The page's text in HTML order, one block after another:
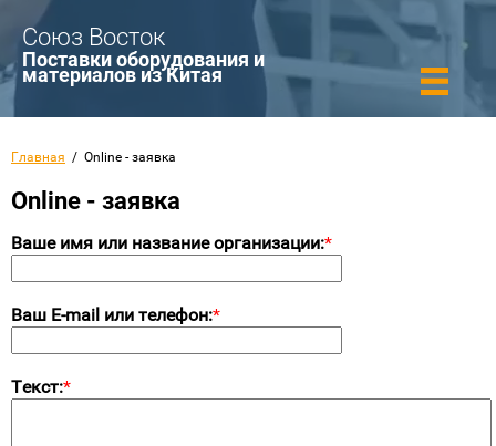
Союз Восток
Поставки оборудования и
материалов из Китая
Главная
  /  Online - заявка
Online - заявка
Ваше имя или название организации:*
Ваш E-mail или телефон:*
Текст:*